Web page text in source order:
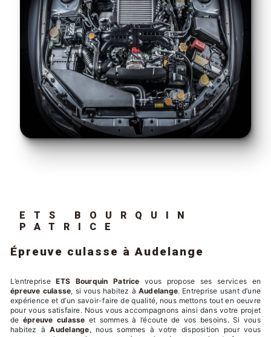
ETS BOURQUIN
PATRICE
épreuve culasse à Audelange
L’entrepriseETS Bourquin Patrice vous propose ses services en
épreuve culasse, si vous habitez à Audelange. Entreprise usant d’une
expérience et d’un savoir-faire de qualité, nous mettons tout en oeuvre
pour vous satisfaire. Nous vous accompagnons ainsi dans votre projet
de épreuve culasse et sommes à l’écoute de vos besoins. Si vous
habitez àAudelange, nous sommes à votre disposition pour vous